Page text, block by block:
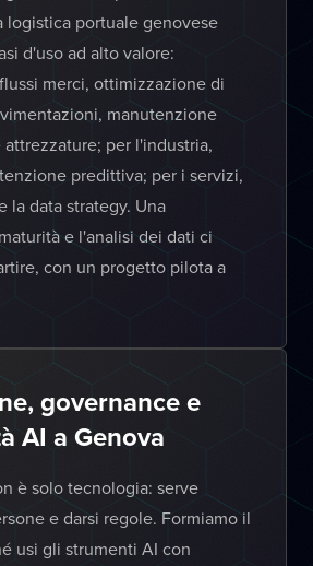
logistica portuale genovese
d'uso ad alto valore:
merci, ottimizzazione di
manutenzione
per l'industria,
predittiva; per i servizi,
la data strategy. Una
e l'analisi dei dati ci
con un progetto pilota a
governance e
AI a Genova
è solo tecnologia: serve
e darsi regole. Formiamo il
usi gli strumenti AI con